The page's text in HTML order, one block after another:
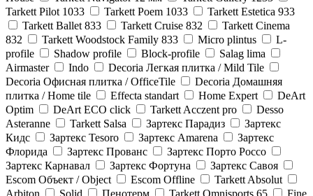
Tarkett Pilot 1033
Tarkett Poem 1033
Tarkett Estetica 933
Tarkett Ballet 833
Tarkett Cruise 832
Tarkett Cinema
832
Tarkett Woodstock Family 833 Micro plintus
L-
profile
Shadow profile Block-profile
Salag lima
Airmaster
Indo
Decoria Легкая плитка / Mild Tile
Decoria Офисная плитка / OfficeTile
Decoria Домашняя
плитка / Home tile
Effecta standart Home Expert
DeArt
Optim
DeArt ECO click Tarkett Acczent pro
Desso
Asteranne
Tarkett Salsa Зартекс Парадиз
Зартекс
Кидс
Зартекс Tesoro Зартекс Amarena
Зартекс
Флорида
Зартекс Прованс
Зартекс Порто Россо
Зартекс Карнавал
Зартекс Фортуна
Зартекс Савоя
Escom Объект / Object
Escom Offline
Tarkett Absolut
Arbiton
Solid Пенотерм Tarkett Omnisports 65
Fine